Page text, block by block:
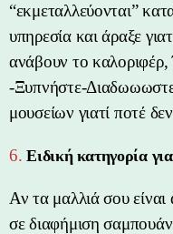
“εκμεταλλεύονται”
υπηρεσία και άραξε
ανάβουν το
-Ξυπνήστε-
μουσείων γιατί ποτέ
6. Ειδική κατηγορία
Αν τα μαλλιά σου
σε διαφήμιση